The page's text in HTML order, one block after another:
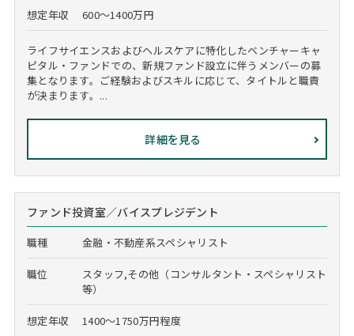
想定年収 600～1400万円
ライフサイエンスおよびヘルスケアに特化したベンチャーキャ
ピタル・ファンドでの、新規ファンド設立に伴うメンバーの募
集となります。ご経験およびスキルに応じて、タイトルと職責
が決まります。...
詳細を見る
ファンド投資室／バイスプレジデント
職種 金融・不動産系スペシャリスト
職位
スタッフ,その他（コンサルタント・スペシャリスト
等）
想定年収 1400～1750万円程度